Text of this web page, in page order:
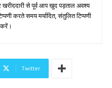
से पूर्व आप खुद पड़ताल अवश्य
करते समय मर्यादित, संतुलित टिप्पणी
करें।
Twitter